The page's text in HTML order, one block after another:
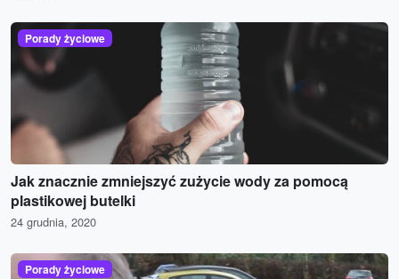
Porady życiowe
Jak znacznie zmniejszyć zużycie wody za pomocą
plastikowej butelki
24 grudnia, 2020
Porady życiowe